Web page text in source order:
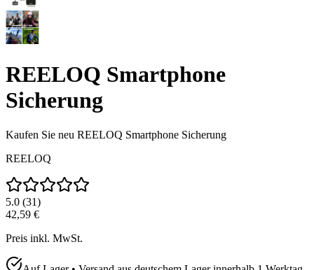
REELOQ Smartphone
Sicherung
Kaufen Sie neu REELOQ Smartphone Sicherung
REELOQ
5.0 (31)
42,59 €
Preis inkl. MwSt.